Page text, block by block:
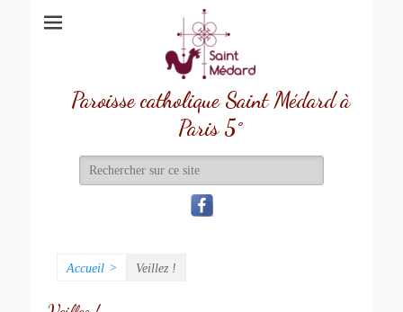
Paroisse catholique Saint Médard à
Paris 5°
Recherche
de:
Accueil > Veillez !